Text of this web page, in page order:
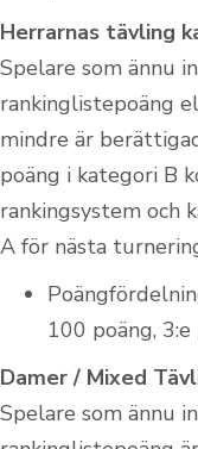
Herrarnas tävling
Spelare som ännu
rankinglistepoäng
mindre är
poäng i kategori B
rankingsystem och
A för nästa
100 poäng,
Damer / Mixed
Spelare som ännu